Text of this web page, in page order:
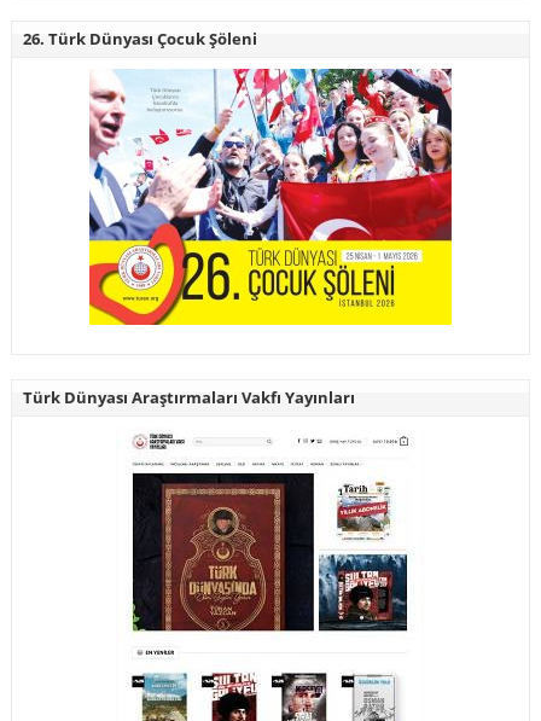
26. Türk Dünyası Çocuk Şöleni
Türk Dünyası Araştırmaları Vakfı Yayınları